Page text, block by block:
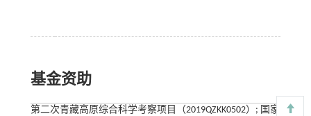
基金资助
第二次青藏高原综合科学考察项目（2019QZKK0502）; 国家